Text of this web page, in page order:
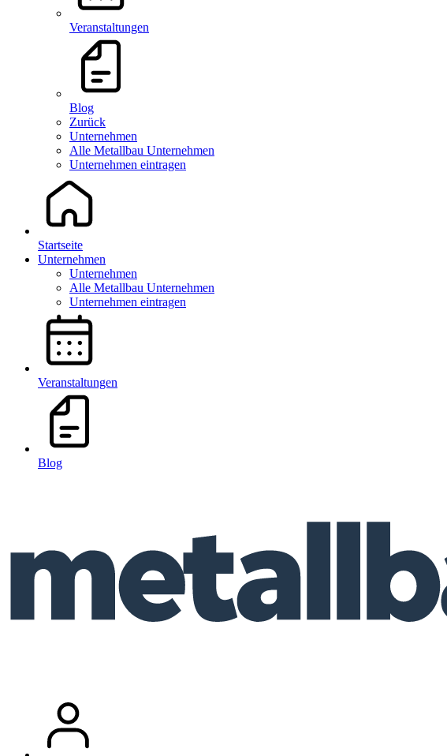
Veranstaltungen
Blog
Zurück
Unternehmen
Alle Metallbau Unternehmen
Unternehmen eintragen
Startseite
Unternehmen
Unternehmen
Alle Metallbau Unternehmen
Unternehmen eintragen
Veranstaltungen
Blog